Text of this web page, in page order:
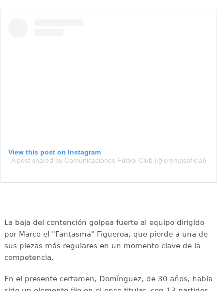
View this post on Instagram
A post shared by Comunicaciones Fútbol Club (@cremasoficial)
La baja del contención golpea fuerte al equipo dirigido
por Marco el "Fantasma" Figueroa, que pierde a una de
sus piezas más regulares en un momento clave de la
competencia.
En el presente certamen, Domínguez, de 30 años, había